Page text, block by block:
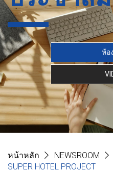
ห้อ
หน้าหลัก NEWSROOM
SUPER HOTEL PROJECT